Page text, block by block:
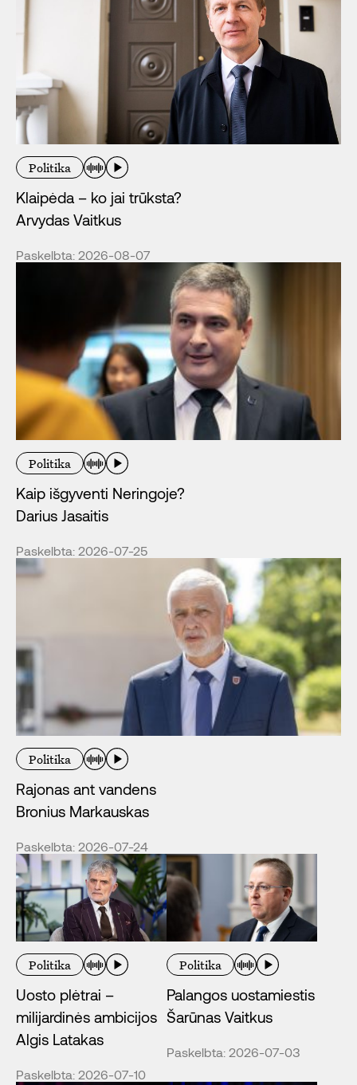
Politika
Klaipėda – ko jai trūksta?
Arvydas Vaitkus
Paskelbta: 2026-08-07
Politika
Kaip išgyventi Neringoje?
Darius Jasaitis
Paskelbta: 2026-07-25
Politika
Rajonas ant vandens
Bronius Markauskas
Paskelbta: 2026-07-24
Politika
Uosto plėtrai –
milijardinės ambicijos
Algis Latakas
Paskelbta: 2026-07-10
Politika
Palangos uostamiestis
Šarūnas Vaitkus
Paskelbta: 2026-07-03